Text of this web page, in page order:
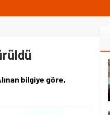
bilgiye göre,